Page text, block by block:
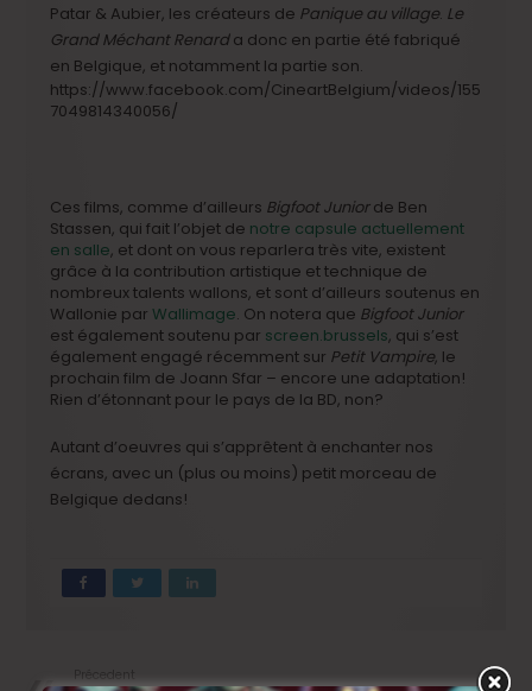
Patar & Aubier, les créateurs de Panique au village. Le
Grand Méchant Renarda donc en partie été fabriqué
en Belgique, et notamment la partie son.
https://www.facebook.com/CineartBelgium/videos/155
7049814340056/
Ces films, comme d’ailleurs Bigfoot Juniorde Ben
Stassen, qui fait l’objet de notre capsule actuellement
en salle, et dont on vous reparlera très vite, existent
grâce à la contribution artistique et technique de
nombreux talents wallons, et sont d’ailleurs soutenus en
Wallonie parWallimage. On notera que Bigfoot Junior
est également soutenu par screen.brussels, qui s’est
également engagé récemment sur Petit Vampire, le
prochain film de Joann Sfar – encore une adaptation!
Rien d’étonnant pour le pays de la BD, non?
Autant d’oeuvres qui s’apprêtent à enchanter nos
écrans, avec un (plus ou moins) petit morceau de
Belgique dedans!
Précedent